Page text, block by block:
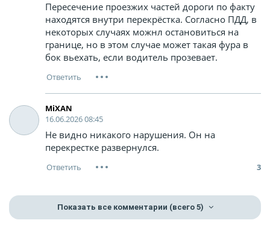
Пересечение проезжих частей дороги по факту
находятся внутри перекрёстка. Согласно ПДД, в
некоторых случаях можнл остановиться на
границе, но в этом случае может такая фура в
бок вьехать, если водитель прозевает.
MiXAN
16.06.2026 08:45
Не видно никакого нарушения. Он на
перекрестке развернулся.
3
Показать все комментарии (всего 5)